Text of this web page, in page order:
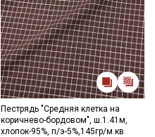
Пестрядь "Средняя клетка на
коричнево-бордовом", ш.1.41м,
хлопок-95%, п/э-5%,145гр/м.кв